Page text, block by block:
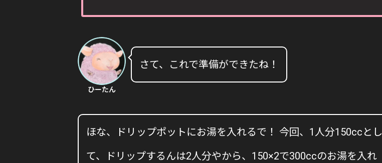
ひーたん
さて、これで準備ができたね！
ほな、ドリップポットにお湯を入れるで！ 今回、1人分150ccとし
て、ドリップするんは2人分やから、150×2で300ccのお湯を入れ